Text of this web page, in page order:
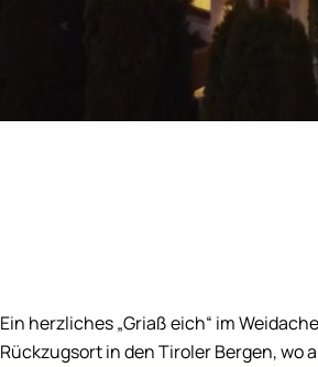
Ein herzliches „Griaß eich“ im
Rückzugsort in den Tiroler Bergen, wo